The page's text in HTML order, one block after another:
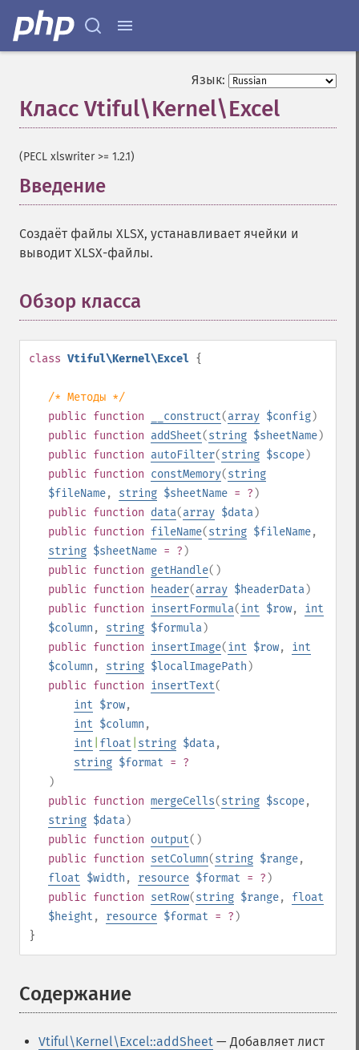
Язык:
Класс Vtiful\Kernel\Excel
(PECL xlswriter >= 1.2.1)
Введение
Создаёт файлы XLSX, устанавливает ячейки и
выводит XLSX-файлы.
Обзор класса
class Vtiful\Kernel\Excel {
/* Методы */
public function __construct(array $config)
public function addSheet(string $sheetName)
public function autoFilter(string $scope)
public function constMemory(string
$fileName, string $sheetName = ? )
public function data(array $data)
public function fileName(string $fileName,
string $sheetName = ? )
public function getHandle()
public function header(array $headerData)
public function insertFormula(int $row, int
$column , string $formula)
public function insertImage(int $row, int
$column , string $localImagePath )
public function insertText(
int $row,
int $column ,
int float string $data,
string $format = ?
)
public function mergeCells(string $scope,
string $data)
public function output()
public function setColumn(string $range,
float $width , resource $format = ? )
public function setRow(string $range, float
$height , resource $format = ? )
}
Содержание
Vtiful\Kernel\Excel::addSheet — Добавляет лист